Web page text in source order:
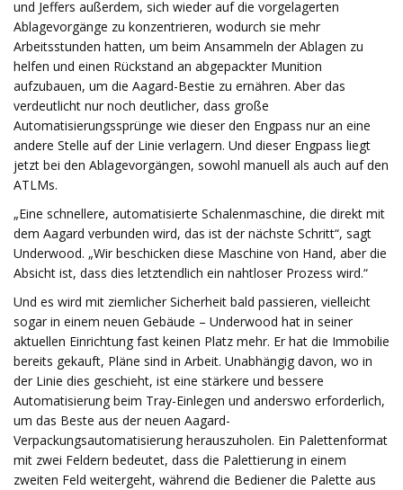
und Jeffers außerdem, sich wieder auf die vorgelagerten
Ablagevorgänge zu konzentrieren, wodurch sie mehr
Arbeitsstunden hatten, um beim Ansammeln der Ablagen zu
helfen und einen Rückstand an abgepackter Munition
aufzubauen, um die Aagard-Bestie zu ernähren. Aber das
verdeutlicht nur noch deutlicher, dass große
Automatisierungssprünge wie dieser den Engpass nur an eine
andere Stelle auf der Linie verlagern. Und dieser Engpass liegt
jetzt bei den Ablagevorgängen, sowohl manuell als auch auf den
ATLMs.
„Eine schnellere, automatisierte Schalenmaschine, die direkt mit
dem Aagard verbunden wird, das ist der nächste Schritt“, sagt
Underwood. „Wir beschicken diese Maschine von Hand, aber die
Absicht ist, dass dies letztendlich ein nahtloser Prozess wird.“
Und es wird mit ziemlicher Sicherheit bald passieren, vielleicht
sogar in einem neuen Gebäude – Underwood hat in seiner
aktuellen Einrichtung fast keinen Platz mehr. Er hat die Immobilie
bereits gekauft, Pläne sind in Arbeit. Unabhängig davon, wo in
der Linie dies geschieht, ist eine stärkere und bessere
Automatisierung beim Tray-Einlegen und anderswo erforderlich,
um das Beste aus der neuen Aagard-
Verpackungsautomatisierung herauszuholen. Ein Palettenformat
mit zwei Feldern bedeutet, dass die Palettierung in einem
zweiten Feld weitergeht, während die Bediener die Palette aus